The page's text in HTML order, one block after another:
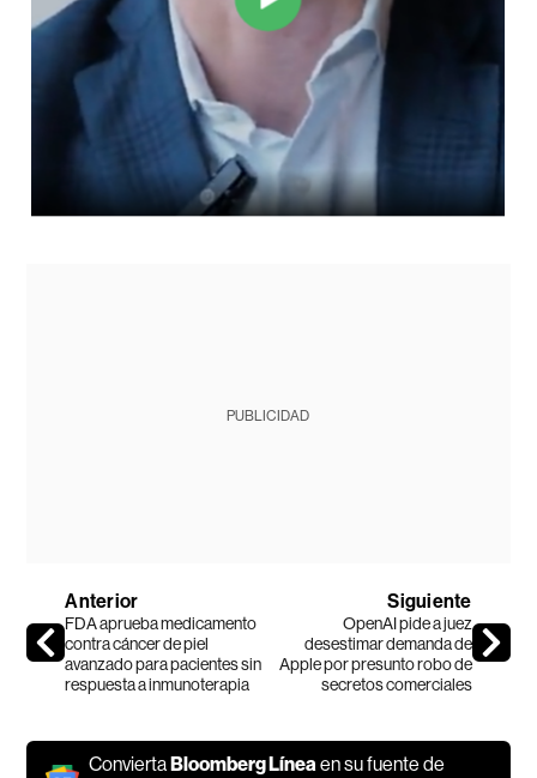
PUBLICIDAD
Anterior
FDA aprueba medicamento
contra cáncer de piel
avanzado para pacientes sin
respuesta a inmunoterapia
Siguiente
OpenAI pide a juez
desestimar demanda de
Apple por presunto robo de
secretos comerciales
ConviertaBloomberg Línea en su fuente de